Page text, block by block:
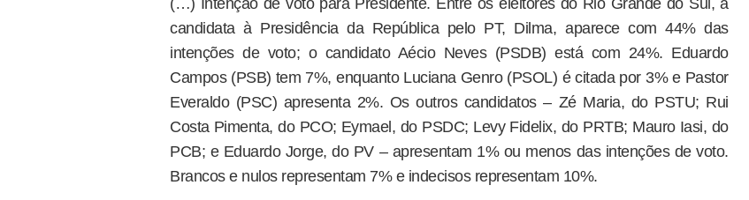
(…) Intenção de voto para Presidente. Entre os eleitores do Rio Grande do Sul, a
candidata à Presidência da República pelo PT, Dilma, aparece com 44% das
intenções de voto; o candidato Aécio Neves (PSDB) está com 24%. Eduardo
Campos (PSB) tem 7%, enquanto Luciana Genro (PSOL) é citada por 3% e Pastor
Everaldo (PSC) apresenta 2%. Os outros candidatos – Zé Maria, do PSTU; Rui
Costa Pimenta, do PCO; Eymael, do PSDC; Levy Fidelix, do PRTB; Mauro Iasi, do
PCB; e Eduardo Jorge, do PV – apresentam 1% ou menos das intenções de voto.
Brancos e nulos representam 7% e indecisos representam 10%.